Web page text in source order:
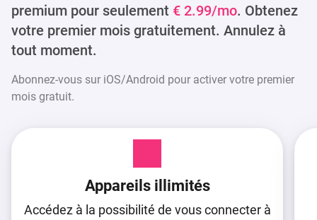
premium pour seulement € 2.99/mo. Obtenez
votre premier mois gratuitement. Annulez à
tout moment.
Abonnez-vous sur iOS/Android pour activer votre premier
mois gratuit.
Appareils illimités
Accédez à la possibilité de vous connecter à